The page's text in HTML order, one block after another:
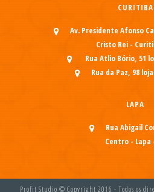
CURITIBA
Av. Presidente Afonso
Cristo Rei -
Rua Atlio Bório, 51
Rua da Paz, 98
LAPA
Rua Abigail
Centro - Lapa
Profit Studio © Copyright 2016 - Todos os